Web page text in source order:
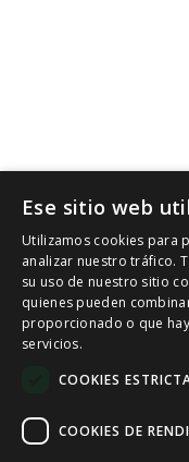
Ese sitio web
Utilizamos cookies para
analizar nuestro tráfico.
su uso de nuestro sitio
quienes pueden
proporcionado o que
servicios.
COOKIES
COOKIES DE